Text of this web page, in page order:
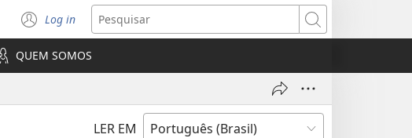
Log in
(abre
nova
janela)
Pesquisar
QUEM SOMOS
LER EM